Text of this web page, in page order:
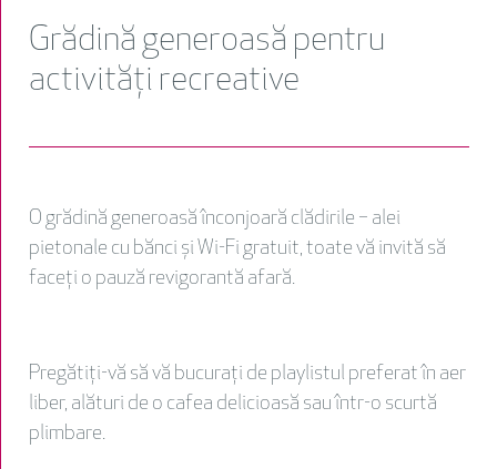
Grădină generoasă pentru
activități recreative
O grădină generoasă înconjoară clădirile – alei
pietonale cu bănci și Wi-Fi gratuit, toate vă invită să
faceți o pauză revigorantă afară.
Pregătiți-vă să vă bucurați de playlistul preferat în aer
liber, alături de o cafea delicioasă sau într-o scurtă
plimbare.